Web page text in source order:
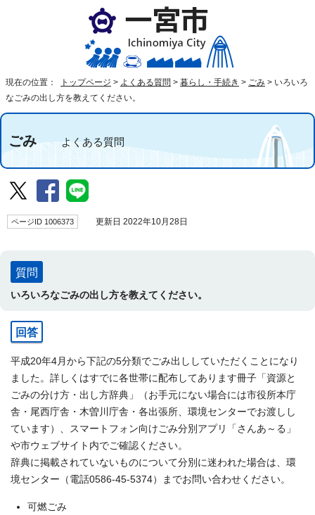
現在の位置： トップページ > よくある質問 > 暮らし・手続き > ごみ > いろいろ
なごみの出し方を教えてください。
ごみよくある質問
ページID 1006373 更新日 2022年10月28日
質問
いろいろなごみの出し方を教えてください。
回答
平成20年4月から下記の5分類でごみ出ししていただくことになり
ました。詳しくはすでに各世帯に配布してあります冊子「資源と
ごみの分け方・出し方辞典」（お手元にない場合には市役所本庁
舎・尾西庁舎・木曽川庁舎・各出張所、環境センターでお渡しし
ています）、スマートフォン向けごみ分別アプリ「さんあ～る」
や市ウェブサイト内でご確認ください。
辞典に掲載されていないものについて分別に迷われた場合は、環
境センター（電話0586-45-5374）までお問い合わせください。
可燃ごみ